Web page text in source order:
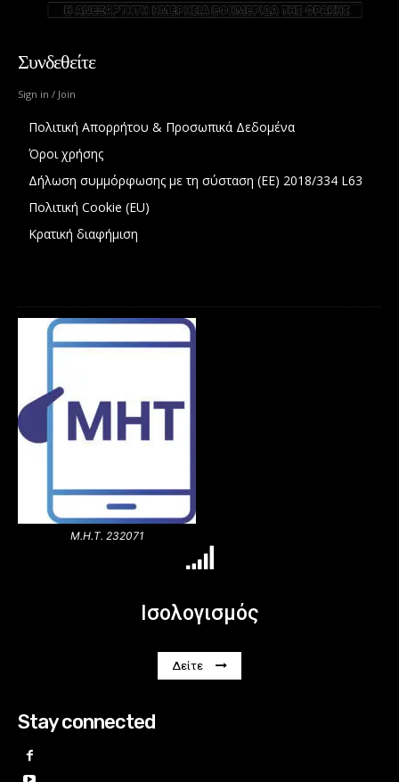
Συνδεθείτε
Sign in / Join
Πολιτική Απορρήτου & Προσωπικά Δεδομένα
Όροι χρήσης
Δήλωση συμμόρφωσης με τη σύσταση (ΕΕ) 2018/334 L63
Πολιτική Cookie (EU)
Κρατική διαφήμιση
Μ.Η.Τ. 232071
Ισολογισμός
Δείτε
Stay connected